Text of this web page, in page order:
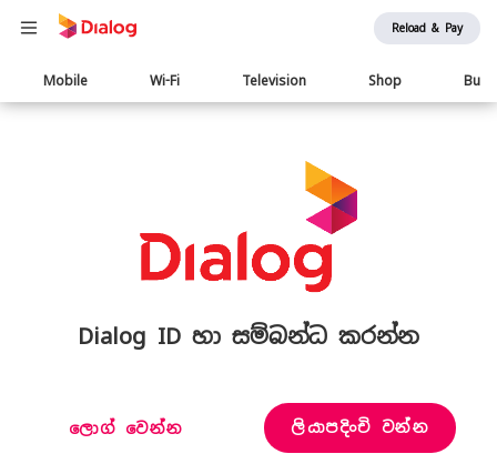
Reload & Pay
Main
navigation
Mobile Wi-Fi Television Shop
Dialog ID හා සම්බන්ධ කරන්න
ලොග් වෙන්න ලියාපදිංචි වන්න